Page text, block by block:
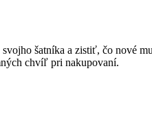
šatníka a zistiť, čo nové
chvíľ pri nakupovaní.